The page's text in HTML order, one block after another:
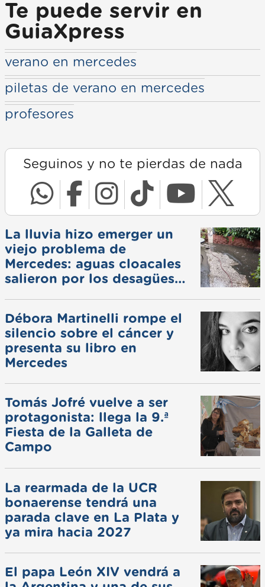
Te puede servir en
GuiaXpress
verano en mercedes
piletas de verano en mercedes
profesores
Seguinos y no te pierdas de nada
La lluvia hizo emerger un
viejo problema de
Mercedes: aguas cloacales
salieron por los desagües
Débora Martinelli rompe el
silencio sobre el cáncer y
presenta su libro en
Mercedes
Tomás Jofré vuelve a ser
protagonista: llega la 9.ª
Fiesta de la Galleta de
Campo
La rearmada de la UCR
bonaerense tendrá una
parada clave en La Plata y
ya mira hacia 2027
El papa León XIV vendrá a